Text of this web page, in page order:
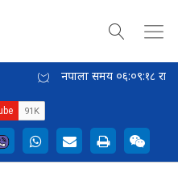
नेपाली समय ०६:०९:१९ राती